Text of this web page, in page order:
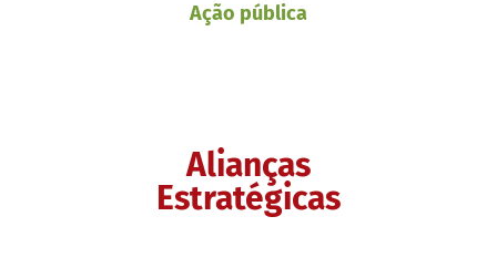
Ação pública
Alianças
Estratégicas